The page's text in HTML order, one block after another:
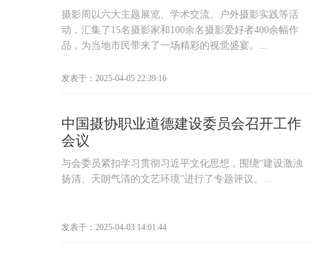
摄影周以六大主题展览、学术交流、户外摄影实践等活
动，汇集了15名摄影家和100余名摄影爱好者400余幅作
品，为当地市民带来了一场精彩的视觉盛宴。...
发表于：2025-04-05 22:39:16
中国摄协职业道德建设委员会召开工作
会议
与会委员紧扣学习贯彻习近平文化思想，围绕“建设激浊
扬清、天朗气清的文艺环境”进行了专题评议。...
发表于：2025-04-03 14:01:44